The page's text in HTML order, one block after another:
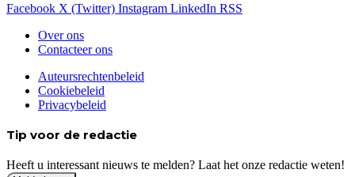
Facebook X (Twitter) Instagram LinkedIn RSS
Over ons
Contacteer ons
Auteursrechtenbeleid
Cookiebeleid
Privacybeleid
Tip voor de redactie
Heeft u interessant nieuws te melden? Laat het onze redactie weten!